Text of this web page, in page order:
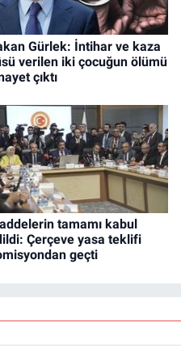
Gürlek: İntihar ve kaza
verilen iki çocuğun ölümü
çıktı
tamamı kabul
Çerçeve yasa teklifi
geçti